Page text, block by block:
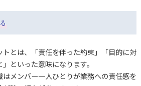
トとは、「責任を伴った約束」「目的に対
といった意味になります。
はメンバー一人ひとりが業務への責任感を